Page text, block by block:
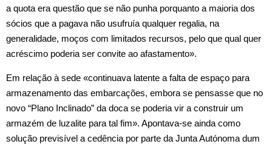
a quota era questão que se não punha porquanto a maioria dos
sócios que a pagava não usufruía qualquer regalia, na
generalidade, moços com limitados recursos, pelo que qual quer
acréscimo poderia ser convite ao afastamento».
Em relação à sede «continuava latente a falta de espaço para
armazenamento das embarcações, embora se pensasse que no
novo “Plano Inclinado” da doca se poderia vir a construir um
armazém de luzalite para tal fim». Apontava‑se ainda como
solução previsível a cedência por parte da Junta Autónoma dum